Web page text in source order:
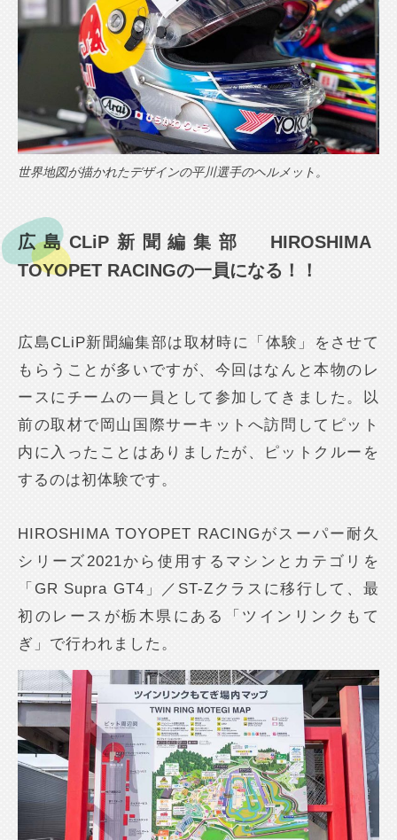
世界地図が描かれたデザインの平川選手のヘルメット。
広島CLiP新聞編集部 HIROSHIMA
TOYOPET RACINGの一員になる！！
広島CLiP新聞編集部は取材時に「体験」をさせて
もらうことが多いですが、今回はなんと本物のレ
ースにチームの一員として参加してきました。以
前の取材で岡山国際サーキットへ訪問してピット
内に入ったことはありましたが、ピットクルーを
するのは初体験です。
HIROSHIMA TOYOPET RACINGがスーパー耐久
シリーズ2021から使用するマシンとカテゴリを
「GR Supra GT4」／ST-Zクラスに移行して、最
初のレースが栃木県にある「ツインリンクもて
ぎ」で行われました。